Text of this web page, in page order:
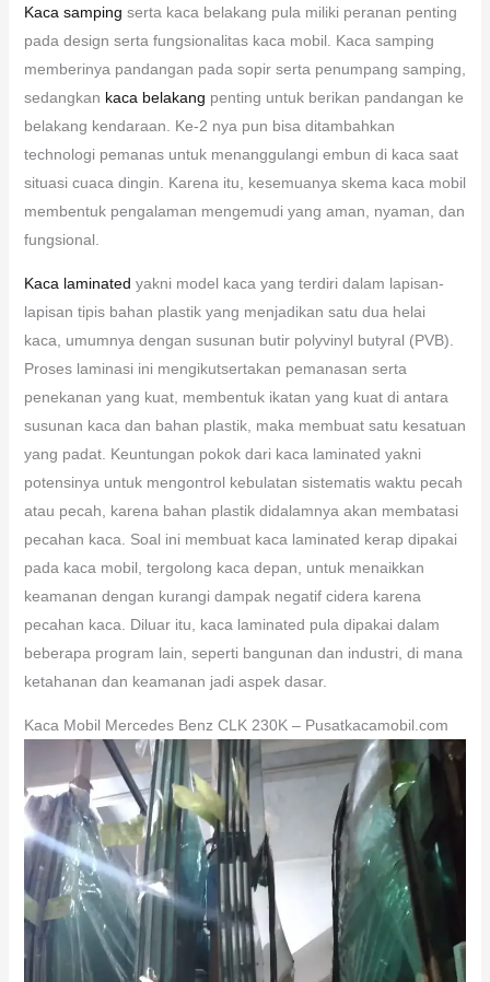
Kaca samping serta kaca belakang pula miliki peranan penting
pada design serta fungsionalitas kaca mobil. Kaca samping
memberinya pandangan pada sopir serta penumpang samping,
sedangkan kaca belakang penting untuk berikan pandangan ke
belakang kendaraan. Ke-2 nya pun bisa ditambahkan
technologi pemanas untuk menanggulangi embun di kaca saat
situasi cuaca dingin. Karena itu, kesemuanya skema kaca mobil
membentuk pengalaman mengemudi yang aman, nyaman, dan
fungsional.
Kaca laminated yakni model kaca yang terdiri dalam lapisan-
lapisan tipis bahan plastik yang menjadikan satu dua helai
kaca, umumnya dengan susunan butir polyvinyl butyral (PVB).
Proses laminasi ini mengikutsertakan pemanasan serta
penekanan yang kuat, membentuk ikatan yang kuat di antara
susunan kaca dan bahan plastik, maka membuat satu kesatuan
yang padat. Keuntungan pokok dari kaca laminated yakni
potensinya untuk mengontrol kebulatan sistematis waktu pecah
atau pecah, karena bahan plastik didalamnya akan membatasi
pecahan kaca. Soal ini membuat kaca laminated kerap dipakai
pada kaca mobil, tergolong kaca depan, untuk menaikkan
keamanan dengan kurangi dampak negatif cidera karena
pecahan kaca. Diluar itu, kaca laminated pula dipakai dalam
beberapa program lain, seperti bangunan dan industri, di mana
ketahanan dan keamanan jadi aspek dasar.
Kaca Mobil Mercedes Benz CLK 230K – Pusatkacamobil.com